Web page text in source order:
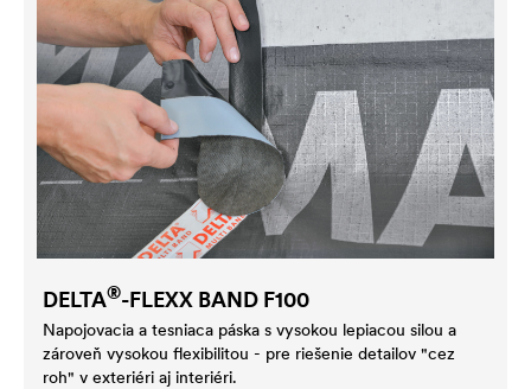
DELTA®-FLEXX BAND F100
Napojovacia a tesniaca páska s vysokou lepiacou silou a
zároveň vysokou flexibilitou - pre riešenie detailov "cez
roh" v exteriéri aj interiéri.